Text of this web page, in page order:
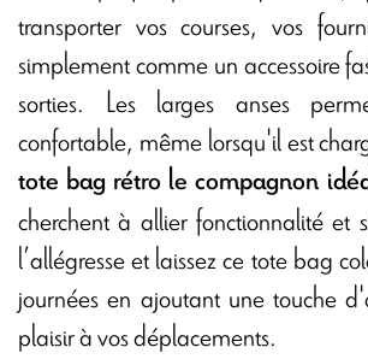
transporter vos courses, vos
simplement comme un accessoire
sorties. Les larges anses
confortable, même lorsqu'il est
tote bag rétro le compagnon
cherchent à allier fonctionnalité et
l’allégresse et laissez ce tote bag
journées en ajoutant une touche
plaisir à vos déplacements.